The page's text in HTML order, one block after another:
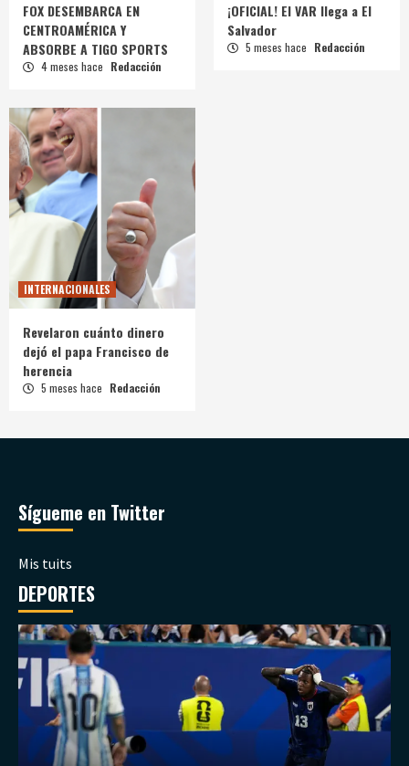
FOX DESEMBARCA EN
CENTROAMÉRICA Y
ABSORBE A TIGO SPORTS
4 meses hace Redacción
¡OFICIAL! El VAR llega a El
Salvador
5 meses hace Redacción
INTERNACIONALES
Revelaron cuánto dinero
dejó el papa Francisco de
herencia
5 meses hace Redacción
Sígueme en Twitter
Mis tuits
DEPORTES